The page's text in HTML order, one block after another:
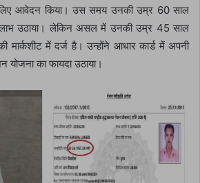
लिए आवेदन किया। उस समय उनकी उम्र 60 साल
उठाया। लेकिन असल में उनकी उम्र 45 साल
मार्कशीट में दर्ज है। उन्होंने आधार कार्ड में अपनी
का फायदा उठाया।